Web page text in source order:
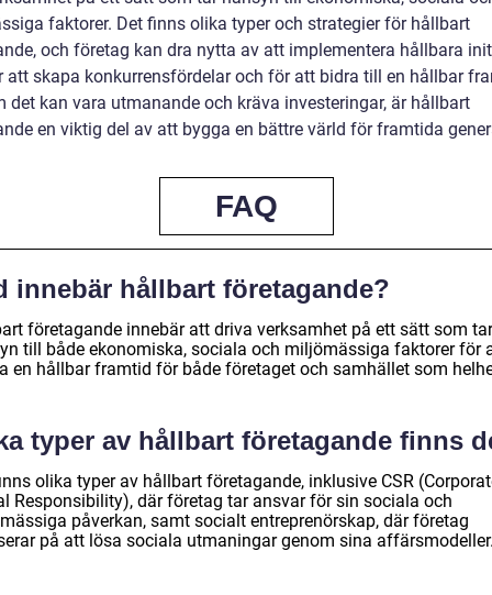
faktorer. Det finns olika typer och strategier för hållbart
och företag kan dra nytta av att implementera hållbara
att skapa konkurrensfördelar och för att bidra till en hållbar
det kan vara utmanande och kräva investeringar, är hållbart
en viktig del av att bygga en bättre värld för framtida
FAQ
innebär hållbart företagande?
företagande innebär att driva verksamhet på ett sätt som tar
till både ekonomiska, sociala och miljömässiga faktorer för
en hållbar framtid för både företaget och samhället som
typer av hållbart företagande finns
olika typer av hållbart företagande, inklusive CSR
Responsibility), där företag tar ansvar för sin sociala och
påverkan, samt socialt entreprenörskap, där företag
på att lösa sociala utmaningar genom sina